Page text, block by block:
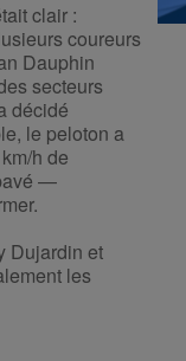
clair :
coureurs
Dauphin
secteurs
décidé
le peloton a
h de
—
Dujardin et
les